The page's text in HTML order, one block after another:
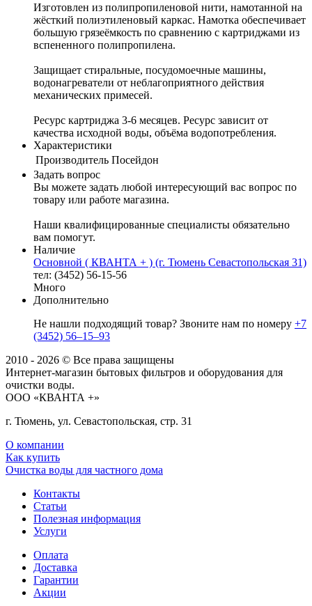
Изготовлен из полипропиленовой нити, намотанной на
жёсткий полиэтиленовый каркас. Намотка обеспечивает
большую грязеёмкость по сравнению с картриджами из
вспененного полипропилена.
Защищает стиральные, посудомоечные машины,
водонагреватели от неблагоприятного действия
механических примесей.
Ресурс картриджа 3-6 месяцев. Ресурс зависит от
качества исходной воды, объёма водопотребления.
Характеристики
Производитель Посейдон
Задать вопрос
Вы можете задать любой интересующий вас вопрос по
товару или работе магазина.
Наши квалифицированные специалисты обязательно
вам помогут.
Наличие
Основной ( КВАНТА + ) (г. Тюмень Севастопольская 31)
тел: (3452) 56-15-56
Много
Дополнительно
Не нашли подходящий товар? Звоните нам по номеру +7
(3452) 56‒15‒93
2010 - 2026 © Все права защищены
Интернет-магазин бытовых фильтров и оборудования для
очистки воды.
ООО «КВАНТА +»
г. Тюмень, ул. Севастопольская, стр. 31
О компании
Как купить
Очистка воды для частного дома
Контакты
Статьи
Полезная информация
Услуги
Оплата
Доставка
Гарантии
Акции